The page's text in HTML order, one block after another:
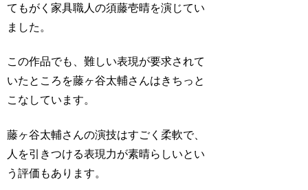
てもがく家具職人の須藤壱晴を演じてい
ました。
この作品でも、難しい表現が要求されて
いたところを藤ヶ谷太輔さんはきちっと
こなしています。
藤ヶ谷太輔さんの演技はすごく柔軟で、
人を引きつける表現力が素晴らしいとい
う評価もあります。